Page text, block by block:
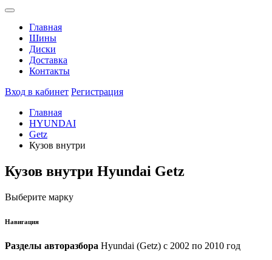
Главная
Шины
Диски
Доставка
Контакты
Вход в кабинет Регистрация
Главная
HYUNDAI
Getz
Кузов внутри
Кузов внутри Hyundai Getz
Выберите марку
Навигация
Разделы авторазбора Hyundai (Getz) с 2002 по 2010 год